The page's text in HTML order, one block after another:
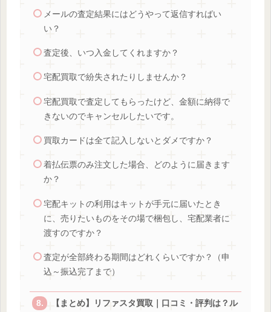
メールの査定結果にはどうやって返信すればい
い？
査定後、いつ入金してくれますか？
宅配買取で紛失されたりしませんか？
宅配買取で査定してもらったけど、金額に納得で
きないのでキャンセルしたいです。
買取カードは全て記入しないとダメですか？
着払伝票のみ注文した場合、どのように届きます
か？
宅配キットの利用はキットが手元に届いたとき
に、売りたいものをその場で梱包し、宅配業者に
渡すのですか？
査定が全部終わる期間はどれくらいですか？（申
込～振込完了まで）
【まとめ】リファスタ買取｜口コミ・評判は？ル